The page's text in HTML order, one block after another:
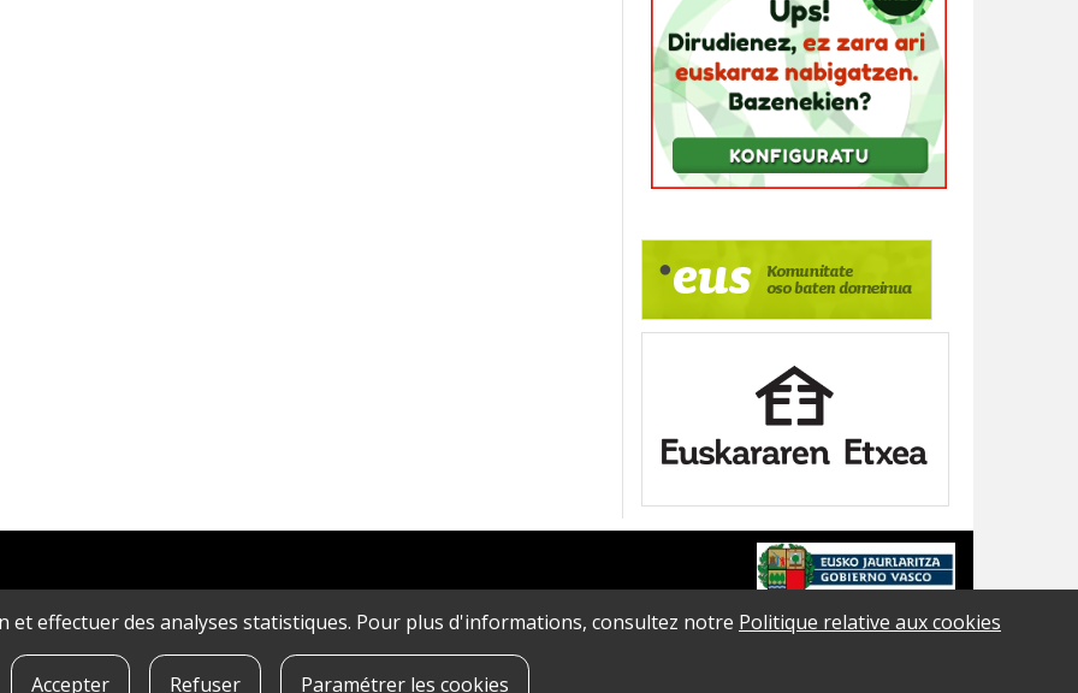
et effectuer des analyses statistiques. Pour plus d'informations, consultez notre Politique relative aux cookies
Accepter Refuser Paramétrer les cookies